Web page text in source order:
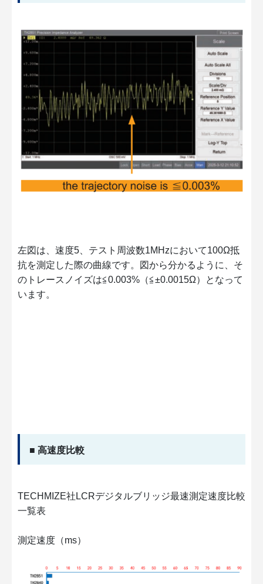
左図は、速度5、テスト周波数1MHzにおいて100Ω抵
抗を測定した際の曲線です。図から分かるように、そ
のトレースノイズは≦0.003%（≦±0.0015Ω）となって
います。
■ 高速度比較
TECHMIZE社LCRデジタルブリッジ最速測定速度比較
一覧表
測定速度（ms）